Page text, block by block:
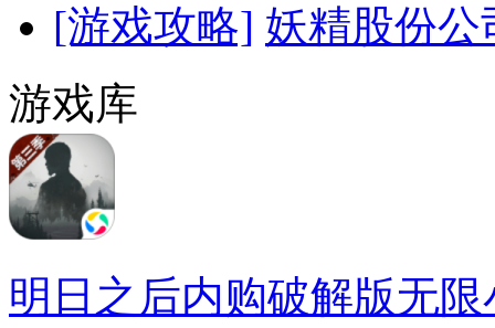
[游戏攻略] 妖精股份
游戏库
明日之后内购破解版无限